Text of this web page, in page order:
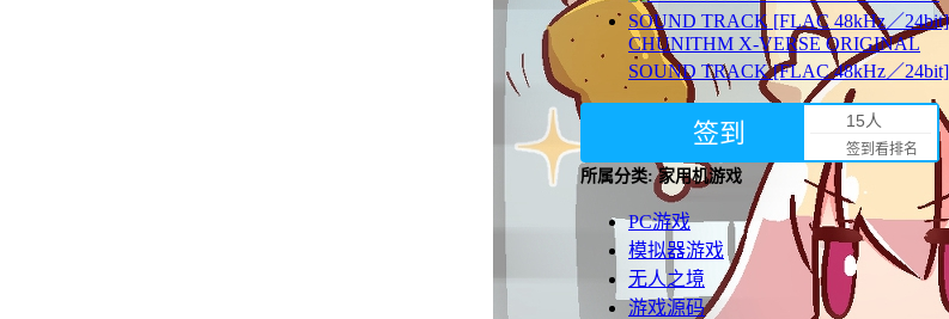
CHUNITHM X-VERSE ORIGINAL
SOUND TRACK [FLAC 48kHz／24bit]
签到 15人
签到看排名
所属分类: 家用机游戏
PC游戏
模拟器游戏
无人之境
游戏源码